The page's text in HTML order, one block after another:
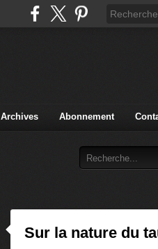
Archives Abonnement
Sur la nature du